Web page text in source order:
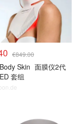
€849.00
Skin 面膜仪2代
套组